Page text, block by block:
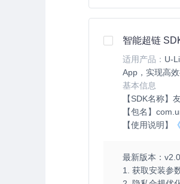
智能超链
适用产品： U-
App，实现高
基本信息
【SDK名称】
【包名】
【使用说明】
最新版本：
1. 获取安装参